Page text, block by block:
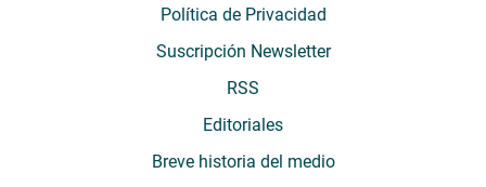
Política de Privacidad
Suscripción Newsletter
RSS
Editoriales
Breve historia del medio